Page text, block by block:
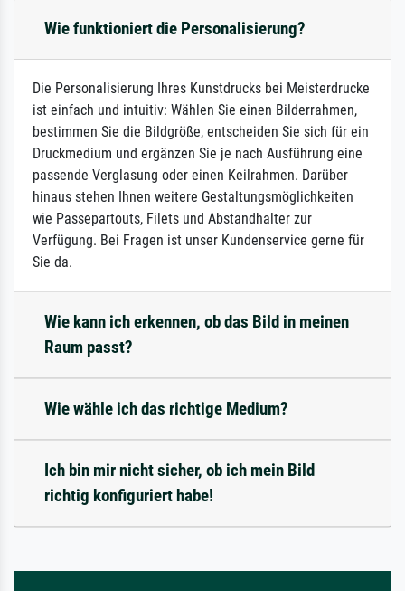
Wie funktioniert die Personalisierung?
Die Personalisierung Ihres Kunstdrucks bei Meisterdrucke
ist einfach und intuitiv: Wählen Sie einen Bilderrahmen,
bestimmen Sie die Bildgröße, entscheiden Sie sich für ein
Druckmedium und ergänzen Sie je nach Ausführung eine
passende Verglasung oder einen Keilrahmen. Darüber
hinaus stehen Ihnen weitere Gestaltungsmöglichkeiten
wie Passepartouts, Filets und Abstandhalter zur
Verfügung. Bei Fragen ist unser Kundenservice gerne für
Sie da.
Wie kann ich erkennen, ob das Bild in meinen
Raum passt?
Wie wähle ich das richtige Medium?
Ich bin mir nicht sicher, ob ich mein Bild
richtig konfiguriert habe!